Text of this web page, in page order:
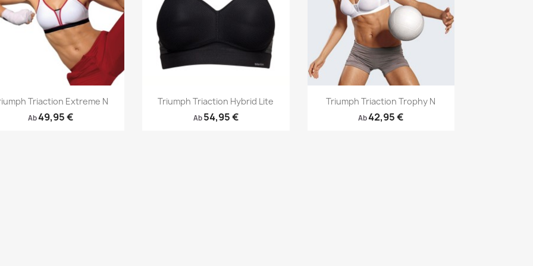
Vorschau
Triaction Extreme N
Ab49,95 €
Vorschau
Triumph Triaction Hybrid Lite
Ab 54,95 €
Vorschau
Triumph Triaction Trophy N
Ab42,95 €